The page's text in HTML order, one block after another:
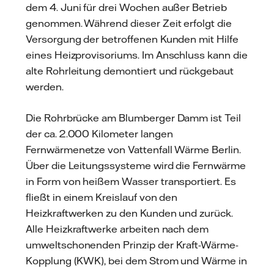
dem 4. Juni für drei Wochen außer Betrieb
genommen. Während dieser Zeit erfolgt die
Versorgung der betroffenen Kunden mit Hilfe
eines Heizprovisoriums. Im Anschluss kann die
alte Rohrleitung demontiert und rückgebaut
werden.
Die Rohrbrücke am Blumberger Damm ist Teil
der ca. 2.000 Kilometer langen
Fernwärmenetze von Vattenfall Wärme Berlin.
Über die Leitungssysteme wird die Fernwärme
in Form von heißem Wasser transportiert. Es
fließt in einem Kreislauf von den
Heizkraftwerken zu den Kunden und zurück.
Alle Heizkraftwerke arbeiten nach dem
umweltschonenden Prinzip der Kraft-Wärme-
Kopplung (KWK), bei dem Strom und Wärme in